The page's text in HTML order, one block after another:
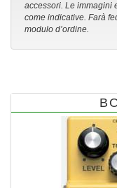
accessori. Le immagini
come indicative. Farà
modulo d’ordine.